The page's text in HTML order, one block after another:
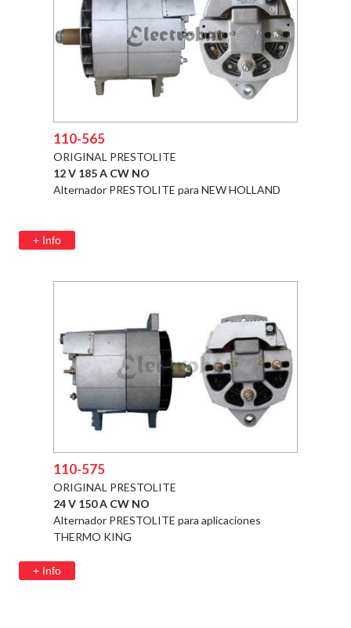
110-565
ORIGINAL PRESTOLITE
12 V 185 A CW NO
Alternador PRESTOLITE para NEW HOLLAND
+ Info
110-575
ORIGINAL PRESTOLITE
24 V 150 A CW NO
Alternador PRESTOLITE para aplicaciones
THERMO KING
+ Info